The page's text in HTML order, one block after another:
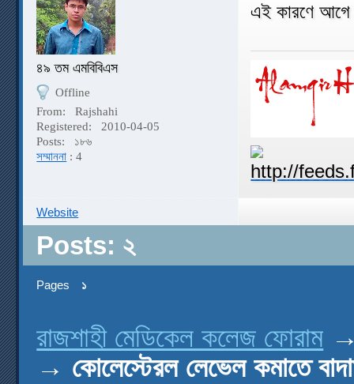
৪৯ তম এমবিবিএস
Offline
From:
Rajshahi
Registered:
2010-04-05
Posts:
১৮৬
সম্মাননা : 4
এই কারণে আগে
Website
Posts: ২
Pages ১
রাজশাহী মেডিকেল কলেজ ফোরাম
→ কোলেস্টেরল লেভেল কমাতে